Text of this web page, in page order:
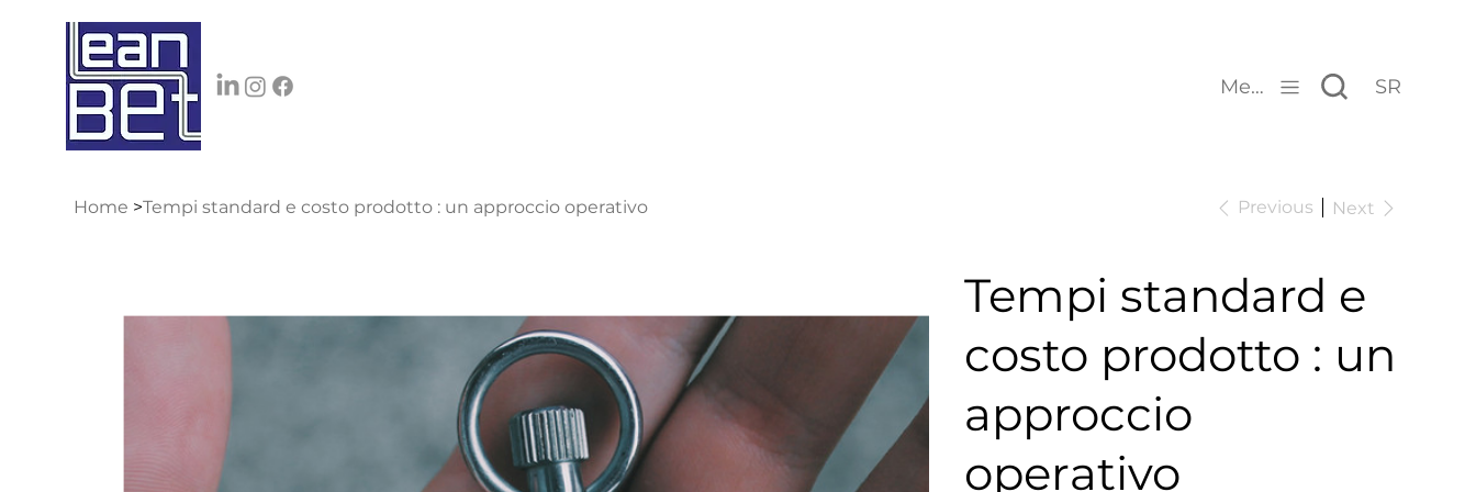
Menu SR
Home >Tempi standard e costo prodotto : un approccio operativo Previous Next
Tempi standard e
costo prodotto : un
approccio
operativo